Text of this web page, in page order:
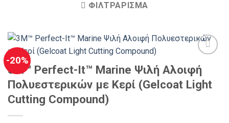
ΦΙΛΤΡΆΡΙΣΜΑ
-20%
3M™ Perfect-It™ Marine Ψιλή Αλοιφή
Πολυεστερικών με Κερί (Gelcoat Light
Cutting Compound)